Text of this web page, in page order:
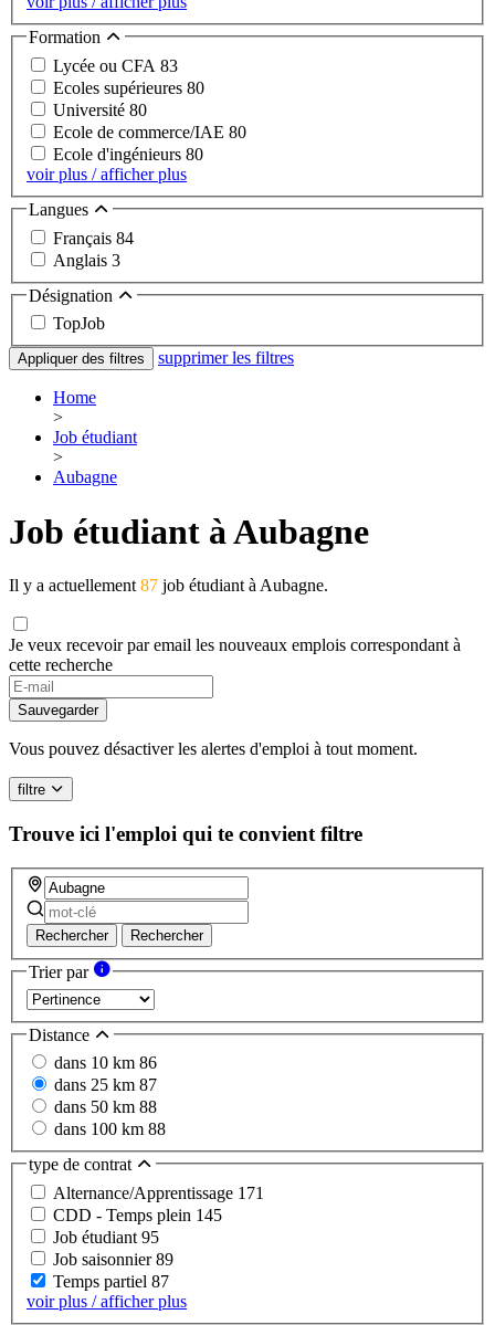
Formation
Lycée ou CFA 83
Ecoles supérieures 80
Université 80
Ecole de commerce/IAE 80
Ecole d'ingénieurs 80
voir plus / afficher plus
Langues
Français 84
Anglais 3
Désignation
TopJob
Appliquer des filtres supprimer les filtres
Home
>
Job étudiant
>
Aubagne
Job étudiant à Aubagne
Il y a actuellement 87 job étudiant à Aubagne.
Je veux recevoir par email les nouveaux emplois correspondant à
cette recherche
Sauvegarder
Vous pouvez désactiver les alertes d'emploi à tout moment.
filtre
Trouve ici l'emploi qui te convient filtre
Rechercher Rechercher
Trier par
Distance
dans 10 km 86
dans 25 km 87
dans 50 km 88
dans 100 km 88
type de contrat
Alternance/Apprentissage 171
CDD - Temps plein 145
Job étudiant 95
Job saisonnier89
Temps partiel 87
voir plus / afficher plus